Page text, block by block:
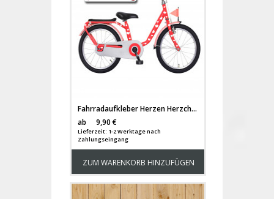
Fahrradaufkleber Herzen Herzchen Set 100 Stück M1076
ab
9,90 €
Lieferzeit: 1-2 Werktage nach
Zahlungseingang
ZUM WARENKORB HINZUFÜGEN